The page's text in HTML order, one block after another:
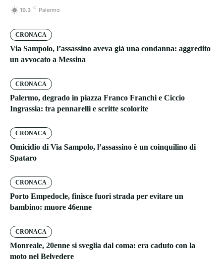
19.3 C Palermo
CRONACA
Via Sampolo, l’assassino aveva già una condanna: aggredito
un avvocato a Messina
CRONACA
Palermo, degrado in piazza Franco Franchi e Ciccio
Ingrassia: tra pennarelli e scritte scolorite
CRONACA
Omicidio di Via Sampolo, l’assassino è un coinquilino di
Spataro
CRONACA
Porto Empedocle, finisce fuori strada per evitare un
bambino: muore 46enne
CRONACA
Monreale, 20enne si sveglia dal coma: era caduto con la
moto nel Belvedere